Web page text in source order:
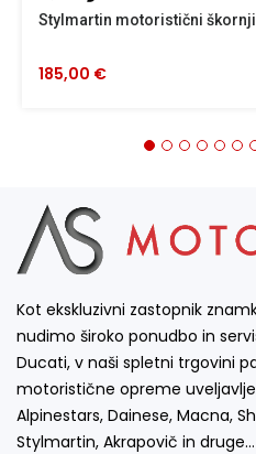
Stylmartin motoristični
185,00 €
Kot ekskluzivni zastopnik
nudimo široko ponudbo in
Ducati, v naši spletni trgovini
motoristične opreme
Alpinestars, Dainese, Macna,
Stylmartin, Akrapovič in druge…